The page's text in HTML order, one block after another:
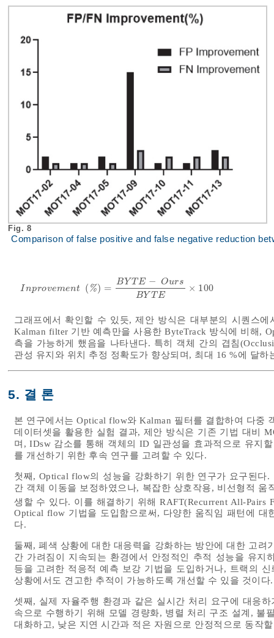
Fig. 8
Comparison of false positive and false negative reduction
I nprovement ( %) =
BY T E − Ours
BY T E
× 100
Inprove m en %=BYTE- Ours B YTE×
그래프에서 확인할 수 있듯, 제안 방식은 대부분의 시퀀스
Kalman filter 기반 예측만을 사용한 ByteTrack 방식에 비해,
측을 가능하게 했음을 나타낸다. 특히 객체 간의 겹침
관성 유지와 위치 추정 정확도가 향상되며, 최대 16 %에 달
5. 결 론
본 연구에서는 Optical flow와 Kalman 필터를 결합하여 다중
데이터셋을 활용한 실험 결과, 제안 방식은 기존 기법 대비
며, IDsw 감소를 통해 객체의 ID 일관성을 효과적으로 유지
를 개선하기 위한 후속 연구를 고려할 수 있다.
첫째, Optical flow의 성능을 강화하기 위한 연구가 요구된다
간 객체 이동을 보정하였으나, 복잡한 상호작용, 비선형적
생할 수 있다. 이를 해결하기 위해 RAFT(Recurrent All-Pairs
Optical flow 기법을 도입함으로써, 다양한 움직임 패턴에
다.
둘째, 폐색 상황에 대한 대응력을 강화하는 방안에 대한 고
간 가려짐이 지속되는 환경에서 안정적인 추적 성능을 유
등을 고려한 적응적 예측 보강 기법을 도입하거나, 트랙의
상황에서도 견고한 추적이 가능하도록 개선할 수 있을 것이다.
셋째, 실제 자율주행 환경과 같은 실시간 처리 요구에 대응
속으로 수행하기 위해 모델 경량화, 병렬 처리 구조 설계, 불
대화하고, 낮은 지연 시간과 적은 자원으로 안정적으로 동작